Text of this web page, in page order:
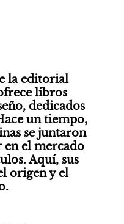
la editorial
libros
dedicados
un tiempo,
se juntaron
el mercado
Aquí, sus
origen y el